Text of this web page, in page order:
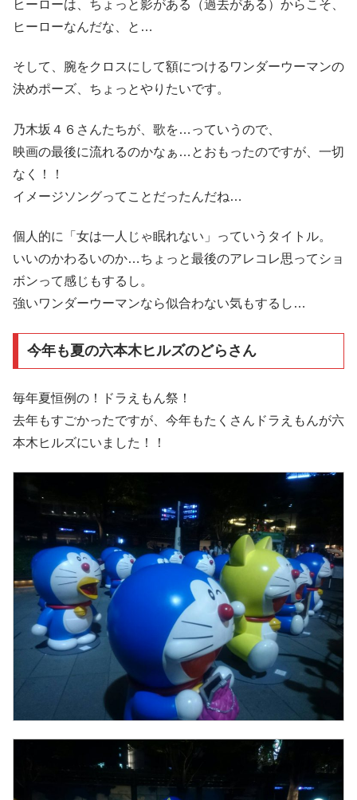
ヒーローは、ちょっと影がある（過去がある）からこそ、
ヒーローなんだな、と…
そして、腕をクロスにして額につけるワンダーウーマンの
決めポーズ、ちょっとやりたいです。
乃木坂４６さんたちが、歌を…っていうので、
映画の最後に流れるのかなぁ…とおもったのですが、一切
なく！！
イメージソングってことだったんだね…
個人的に「女は一人じゃ眠れない」っていうタイトル。
いいのかわるいのか…ちょっと最後のアレコレ思ってショ
ボンって感じもするし。
強いワンダーウーマンなら似合わない気もするし…
今年も夏の六本木ヒルズのどらさん
毎年夏恒例の！ドラえもん祭！
去年もすごかったですが、今年もたくさんドラえもんが六
本木ヒルズにいました！！